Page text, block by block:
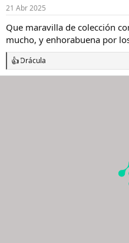
e
:
21 Abr 2025
Que maravilla de colección
mucho, y enhorabuena por
R
e
Drácula